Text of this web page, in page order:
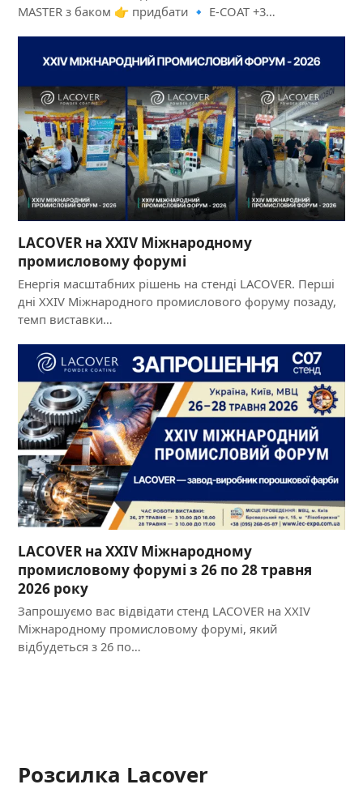
MASTER з баком 👉 придбати 🔹 E-COAT +3…
LACOVER на XXIV Міжнародному
промисловому форумі
Енергія масштабних рішень на стенді LACOVER. Перші
дні XXIV Міжнародного промислового форуму позаду,
темп виставки…
LACOVER на XXIV Міжнародному
промисловому форумі з 26 по 28 травня
2026 року
Запрошуємо вас відвідати стенд LACOVER на XXIV
Міжнародному промисловому форумі, який
відбудеться з 26 по…
Розсилка Lacover